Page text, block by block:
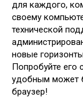
для каждого,
своему
технической
новые
Попробуйте его
удобным может
браузер!